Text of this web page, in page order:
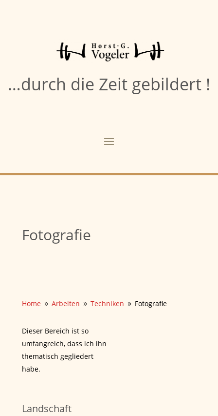
…durch die Zeit gebildert !
Fotografie
Home 9 Arbeiten 9 Techniken 9 Fotografie
Dieser Bereich ist so
umfangreich, dass ich ihn
thematisch gegliedert
habe.
Landschaft